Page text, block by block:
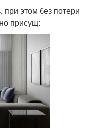
для гостиной
комнаты
при этом без потери
присущ: